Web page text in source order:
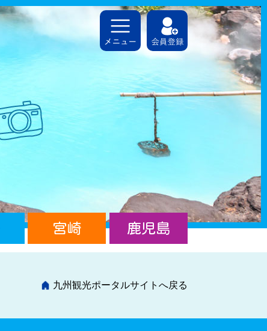
宮崎 鹿児島
九州観光ポータルサイトへ戻る